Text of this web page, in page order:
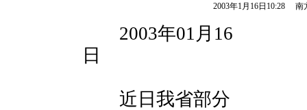
2003年1月16日10:28 南
2003年01月16
日
近日我省部分